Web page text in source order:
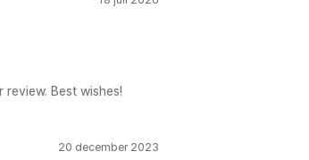
Best wishes!
20 december 2023